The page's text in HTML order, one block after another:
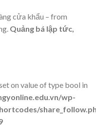
cửa khẩu – from
Quảng bá lập tức,
on value of type bool in
wp-